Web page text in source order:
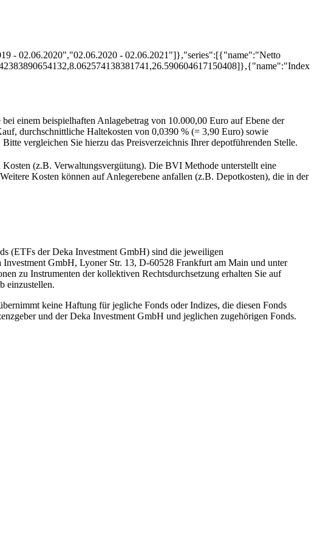
- 02.06.2020","02.06.2020 - 02.06.2021"]},"series":[{"name":"Netto
einem beispielhaften Anlagebetrag von 10.000,00 Euro auf Ebene der
durchschnittliche Haltekosten von 0,0390 % (= 3,90 Euro) sowie
vergleichen Sie hierzu das Preisverzeichnis Ihrer depotführenden Stelle.
(z.B. Verwaltungsvergütung). Die BVI Methode unterstellt eine
Kosten können auf Anlegerebene anfallen (z.B. Depotkosten), die in der
(ETFs der Deka Investment GmbH) sind die jeweiligen
GmbH, Lyoner Str. 13, D-60528 Frankfurt am Main und unter
zu Instrumenten der kollektiven Rechtsdurchsetzung erhalten Sie auf
einzustellen.
keine Haftung für jegliche Fonds oder Indizes, die diesen Fonds
und der Deka Investment GmbH und jeglichen zugehörigen Fonds.